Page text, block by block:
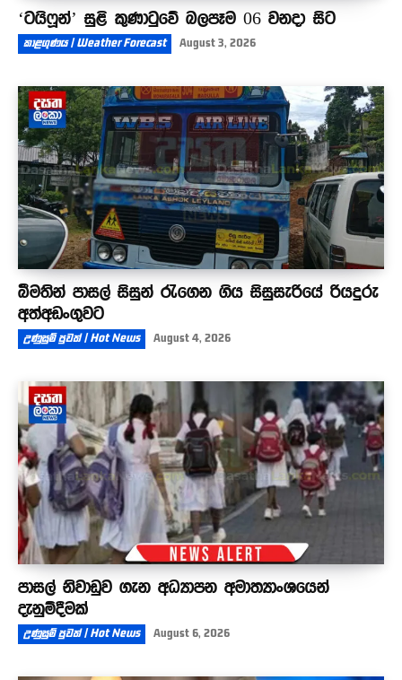
‘ටයිෆූන්’ සුළි කුණාටුවේ බලපෑම 06 වනදා සිට
කාළගුණය | Weather Forecast August 3, 2026
බීමතින් පාසල් සිසුන් රැගෙන ගිය සිසුසැරියේ රියදුරු
අත්අඩංගුවට
උණුසුම් පුවත් | Hot News August 4, 2026
පාසල් නිවාඩුව ගැන අධ්‍යාපන අමාත්‍යාංශයෙන්
දැනුම්දීමක්
උණුසුම් පුවත් | Hot News August 6, 2026